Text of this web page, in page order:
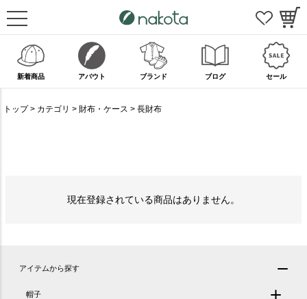
新着商品 アバウト ブランド ブログ セール
トップ カテゴリ 財布・ケース 長財布
現在登録されている商品はありません。
アイテムから探す
帽子